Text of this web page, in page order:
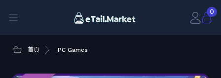
0
首頁 PC Games